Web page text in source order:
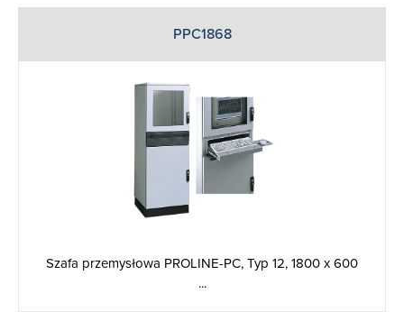
PPC1868
Szafa przemysłowa PROLINE-PC, Typ 12, 1800 x 600
...